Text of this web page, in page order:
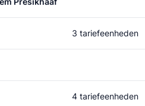
3 tariefeenheden
4 tariefeenheden